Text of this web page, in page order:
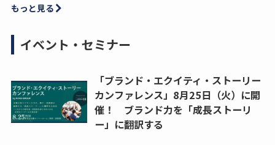
もっと見る
イベント・セミナー
「ブランド・エクイティ・ストーリー
カンファレンス」8月25日（火）に開
催！ ブランド力を「成長ストーリ
ー」に翻訳する